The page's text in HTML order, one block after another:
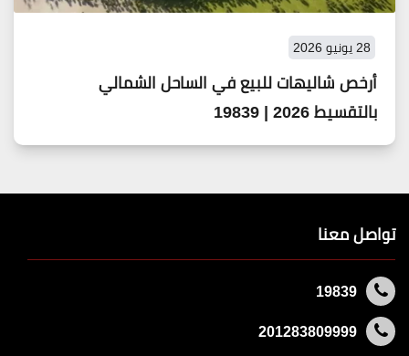
28 يونيو 2026
أرخص شاليهات للبيع في الساحل الشمالي
بالتقسيط 2026 | 19839
تواصل معنا
19839
201283809999